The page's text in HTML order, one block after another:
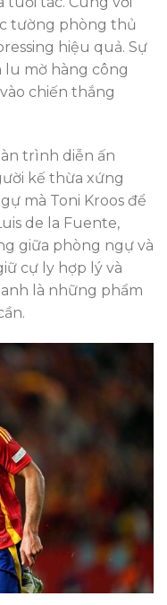
tường phòng thủ
hiệu quả. Sự
lu mờ hàng công
chiến thắng
trình diễn ấn
kế thừa xứng
mà Toni Kroos để
de la Fuente,
giữa phòng ngự và
cự ly hợp lý và
là những phẩm